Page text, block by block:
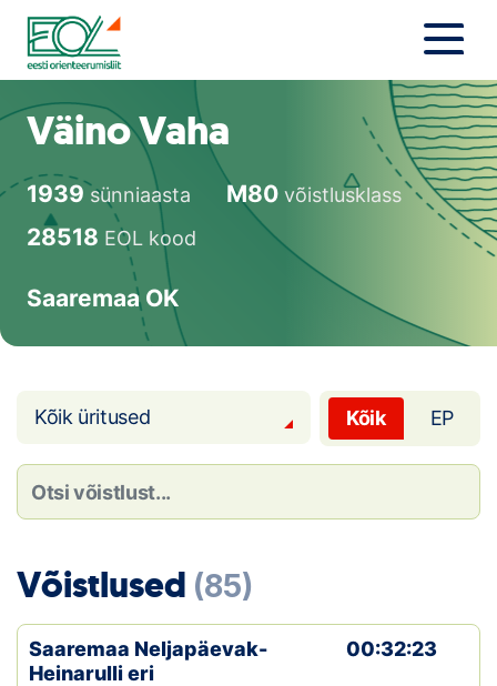
Liigu
sisu
juurde
Uudised
Orienteerujale
Eesti Orienteerumine 100!
Toetamine
Loha
Galerii
Väino Vaha
1939sünniaasta M80 võistlusklass
28518 EOL kood
Saaremaa OK
Kõik üritused Kõik EP
Võistlused (85)
Saaremaa Neljapäevak-
Heinarulli eri
00:32:23